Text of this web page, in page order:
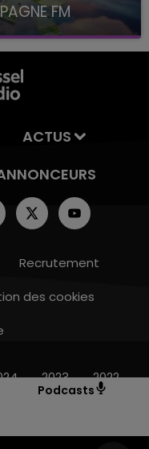
Podcasts
FM
à 8H10
ACTUS
Recrutement
des cookies
2023 2022